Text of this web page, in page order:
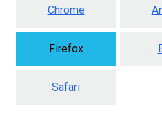
Chrome
Firefox
Safari